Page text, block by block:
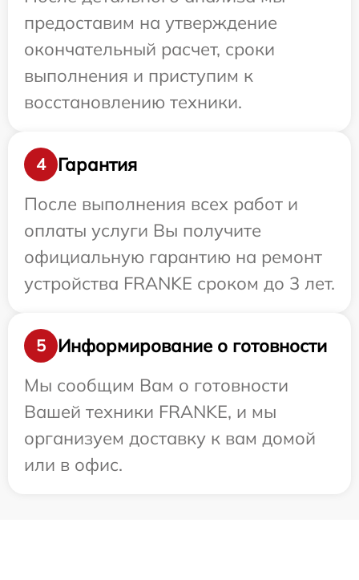
предоставим на утверждение
окончательный расчет, сроки
выполнения и приступим к
восстановлению техники.
4
Гарантия
После выполнения всех работ и
оплаты услуги Вы получите
официальную гарантию на ремонт
устройства FRANKE сроком до 3 лет.
5
Информирование о готовности
Мы сообщим Вам о готовности
Вашей техники FRANKE, и мы
организуем доставку к вам домой
или в офис.